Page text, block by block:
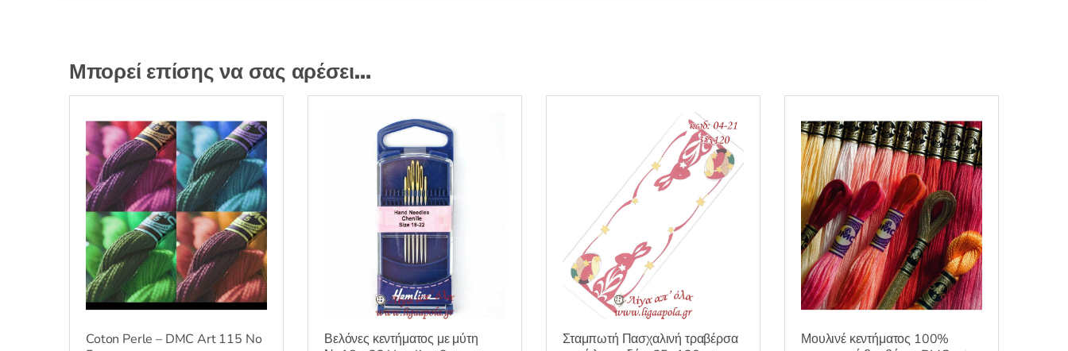
Μπορεί επίσης να σας αρέσει…
Coton Perle – DMC Art 115 No
Βελόνες κεντήματος με μύτη
Σταμπωτή Πασχαλινή τραβέρσα
Μουλινέ κεντήματος 100%